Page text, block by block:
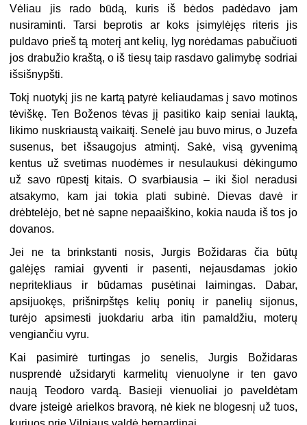
Vėliau jis rado būdą, kuris iš bėdos padėdavo jam
nusiraminti. Tarsi beprotis ar koks įsimylėjęs riteris jis
puldavo prieš tą moterį ant kelių, lyg norėdamas pabučiuoti
jos drabužio kraštą, o iš tiesų taip rasdavo galimybę sodriai
išsišnypšti.
Tokį nuotykį jis ne kartą patyrė keliaudamas į savo motinos
tėviškę. Ten Boženos tėvas jį pasitiko kaip seniai lauktą,
likimo nuskriaustą vaikaitį. Senelė jau buvo mirus, o Juzefa
susenus, bet išsaugojus atmintį. Sakė, visą gyvenimą
kentus už svetimas nuodėmes ir nesulaukusi dėkingumo
už savo rūpestį kitais. O svarbiausia – iki šiol neradusi
atsakymo, kam jai tokia plati subinė. Dievas davė ir
drėbtelėjo, bet nė sapne nepaaiškino, kokia nauda iš tos jo
dovanos.
Jei ne ta brinkstanti nosis, Jurgis Božidaras čia būtų
galėjęs ramiai gyventi ir pasenti, nejausdamas jokio
nepritekliaus ir būdamas pusėtinai laimingas. Dabar,
apsijuokęs, prišnirpštęs kelių ponių ir panelių sijonus,
turėjo apsimesti juokdariu arba itin pamaldžiu, moterų
vengiančiu vyru.
Kai pasimirė turtingas jo senelis, Jurgis Božidaras
nusprendė užsidaryti karmelitų vienuolyne ir ten gavo
naują Teodoro vardą. Basieji vienuoliai jo paveldėtam
dvare įsteigė arielkos bravorą, nė kiek ne blogesnį už tuos,